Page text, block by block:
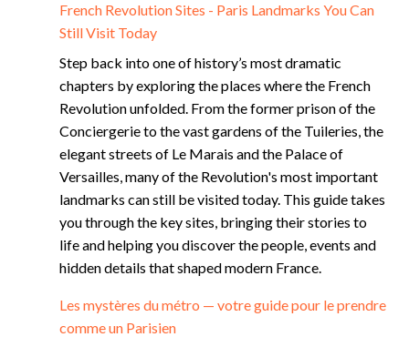
French Revolution Sites - Paris Landmarks You Can
Still Visit Today
Step back into one of history’s most dramatic
chapters by exploring the places where the French
Revolution unfolded. From the former prison of the
Conciergerie to the vast gardens of the Tuileries, the
elegant streets of Le Marais and the Palace of
Versailles, many of the Revolution's most important
landmarks can still be visited today. This guide takes
you through the key sites, bringing their stories to
life and helping you discover the people, events and
hidden details that shaped modern France.
Les mystères du métro — votre guide pour le prendre
comme un Parisien